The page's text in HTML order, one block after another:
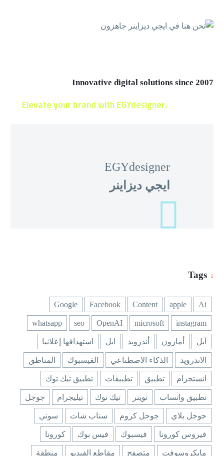
Innovative digital solutions since 2007
Elevate your brand with EGYdesigner.
EGYdesigner
ايجي ديزاينر
Tags
Ai
apple
Content
Facebook
Google
instagram
microsoft
OpenAI
seo
whatsapp
آبل أمازون أندرويد ابل استهدافها إعلانيا
الاندرويد الذكاء الاصطناعي الفيسبوك المناطق
انستجرام تطبيق تطبيقات تطبيق تيك توك
تطبيق واتساب تويتر تيك توك تيليجرام جوجل
جوجل بلاي جوجل كروم سناب شات سوني
فيروس كورونا فيسبوك فيس بوك كورونا
مايكروسوفت متصفح مقاطع الفيديو منطقة